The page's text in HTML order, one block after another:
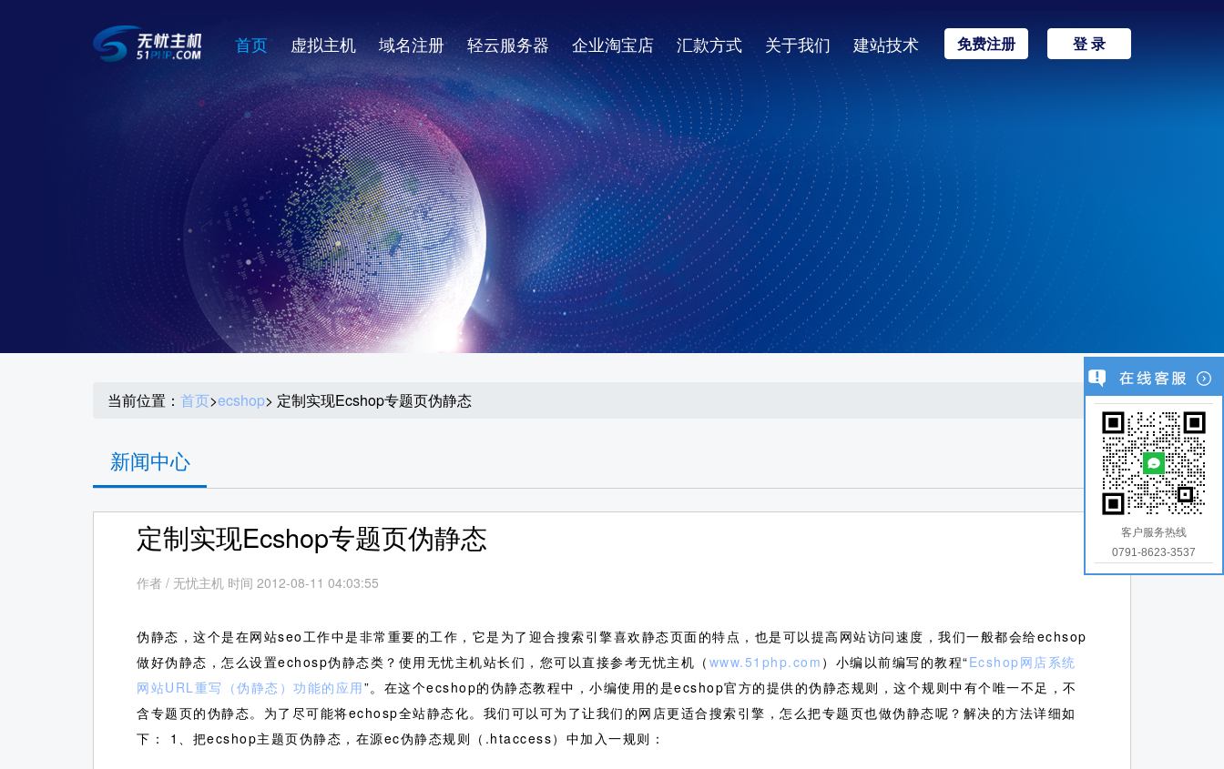
首页 虚拟主机 域名注册 轻云服务器 企业淘宝店 汇款方式 关于我们 建站技术 免费注册 登 录
当前位置： 首页>ecshop> 定制实现Ecshop专题页伪静态
新闻中心
定制实现Ecshop专题页伪静态
作者 / 无忧主机 时间 2012-08-11 04:03:55
伪静态，这个是在网站seo工作中是非常重要的工作，它是为了迎合搜索引擎喜欢静态页面的特点，也是可以提高网站访问速度，我们一般都会给echsop
做好伪静态，怎么设置echosp伪静态类？使用无忧主机站长们，您可以直接参考无忧主机（ www.51php.com ）小编以前编写的教程“Ecshop网店系统
网站URL重写（伪静态）功能的应用”。在这个ecshop的伪静态教程中，小编使用的是ecshop官方的提供的伪静态规则，这个规则中有个唯一不足，不
含专题页的伪静态。为了尽可能将echosp全站静态化。我们可以可为了让我们的网店更适合搜索引擎，怎么把专题页也做伪静态呢？解决的方法详细如
下：
1、把ecshop主题页伪静态，在源ec伪静态规则（.htaccess）中加入一规则：
客户服务热线
0791-8623-3537